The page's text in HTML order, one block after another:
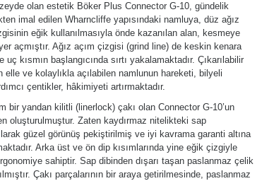
olan estetik Böker Plus Connector G-10, gündelik
imal edilen Wharncliffe yapısındaki namluya, düz ağız
eğik kullanılmasıyla önde kazanılan alan, kesmeye
açmıştır. Ağız açım çizgisi (grind line) de keskin kenara
uç kısmın başlangıcında sırtı yakalamaktadır. Çıkarılabilir
ve kolaylıkla açılabilen namlunun hareketi, bilyeli
çentikler, hâkimiyeti artırmaktadır.
bir yandan kilitli (linerlock) çakı olan Connector G-10’un
oluşturulmuştur. Zaten kaydırmaz nitelikteki sap
güzel görünüş pekiştirilmiş ve iyi kavrama garanti altına
Arka üst ve ön dip kısımlarında yine eğik çizgiyle
sahiptir. Sap dibinden dışarı taşan paslanmaz çelik
Çakı parçalarının bir araya getirilmesinde, paslanmaz